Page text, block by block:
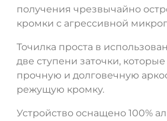
получения чрезвычайно
кромки с агрессивной
Точилка проста в
две ступени заточки,
прочную и долговечную
режущую кромку.
Устройство оснащено 100%